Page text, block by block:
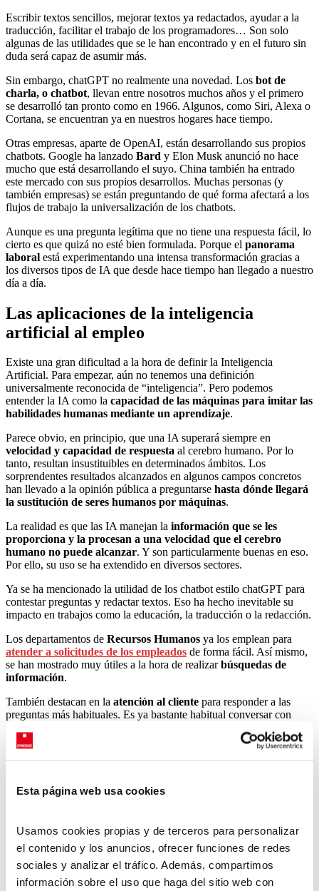
Esta página web usa cookies
Usamos cookies propias y de terceros para personalizar
el contenido y los anuncios, ofrecer funciones de redes
sociales y analizar el tráfico. Además, compartimos
información sobre el uso que haga del sitio web con
Escribir textos sencillos, mejorar textos ya redactados, ayudar a la
traducción, facilitar el trabajo de los programadores… Son solo
algunas de las utilidades que se le han encontrado y en el futuro sin
duda será capaz de asumir más.
Sin embargo, chatGPT no realmente una novedad. Los bot de
charla, o chatbot, llevan entre nosotros muchos años y el primero
se desarrolló tan pronto como en 1966. Algunos, como Siri, Alexa o
Cortana, se encuentran ya en nuestros hogares hace tiempo.
Otras empresas, aparte de OpenAI, están desarrollando sus propios
chatbots. Google ha lanzado Bard y Elon Musk anunció no hace
mucho que está desarrollando el suyo. China también ha entrado
este mercado con sus propios desarrollos. Muchas personas (y
también empresas) se están preguntando de qué forma afectará a los
flujos de trabajo la universalización de los chatbots.
Aunque es una pregunta legítima que no tiene una respuesta fácil, lo
cierto es que quizá no esté bien formulada. Porque el panorama
laboral está experimentando una intensa transformación gracias a
los diversos tipos de IA que desde hace tiempo han llegado a nuestro
día a día.
Las aplicaciones de la inteligencia
artificial al empleo
Existe una gran dificultad a la hora de definir la Inteligencia
Artificial. Para empezar, aún no tenemos una definición
universalmente reconocida de “inteligencia”. Pero podemos
entender la IA como la capacidad de las máquinas para imitar las
habilidades humanas mediante un aprendizaje.
Parece obvio, en principio, que una IA superará siempre en
velocidad y capacidad de respuesta al cerebro humano. Por lo
tanto, resultan insustituibles en determinados ámbitos. Los
sorprendentes resultados alcanzados en algunos campos concretos
han llevado a la opinión pública a preguntarse hasta dónde llegará
la sustitución de seres humanos por máquinas.
La realidad es que las IA manejan la información que se les
proporciona y la procesan a una velocidad que el cerebro
humano no puede alcanzar. Y son particularmente buenas en eso.
Por ello, su uso se ha extendido en diversos sectores.
Ya se ha mencionado la utilidad de los chatbot estilo chatGPT para
contestar preguntas y redactar textos. Eso ha hecho inevitable su
impacto en trabajos como la educación, la traducción o la redacción.
Los departamentos de Recursos Humanos ya los emplean para
atender a solicitudes de los empleados de forma fácil. Así mismo,
se han mostrado muy útiles a la hora de realizarbúsquedas de
información.
También destacan en la atención al cliente para responder a las
preguntas más habituales. Es ya bastante habitual conversar con
agencia de seguros.
industrial. Su uso tiene un impacto muy positivo en la
Losservicios de empleoestatales, que dependen tanto del big data,
han sido también uno de los campos donde se dirime el
IA.
Qué empleos se verán más afectados